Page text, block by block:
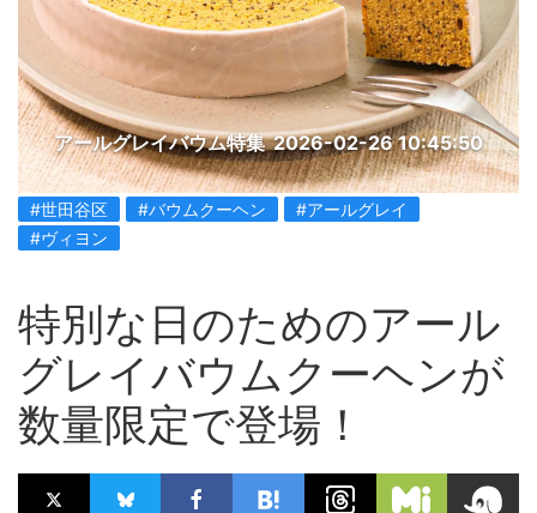
アールグレイバウム特集 2026-02-26 10:45:50
#世田谷区 #バウムクーヘン
#アールグレイ
#ヴィヨン
特別な日のためのアール
グレイバウムクーヘンが
数量限定で登場！